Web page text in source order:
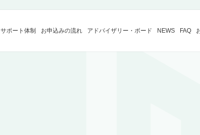
サポート体制 お申込みの流れ アドバイザリー ・ボード NEWS FAQ